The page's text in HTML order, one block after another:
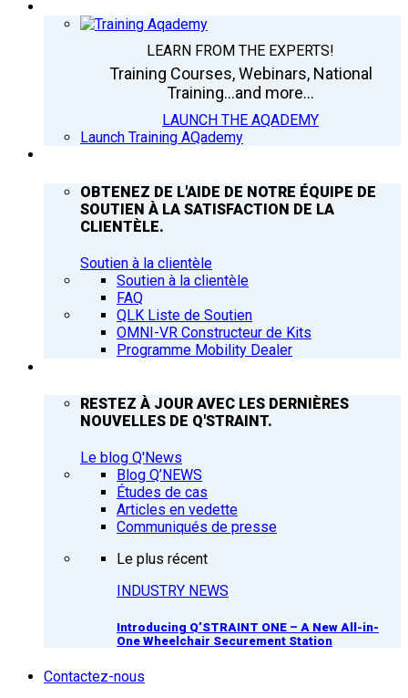
LEARN FROM THE EXPERTS!
Training Courses, Webinars, National
Training...and more...
LAUNCH THE AQADEMY
Launch Training AQademy
OBTENEZ DE L'AIDE DE NOTRE ÉQUIPE DE
SOUTIEN À LA SATISFACTION DE LA
CLIENTÈLE.
Soutien à la clientèle
Soutien à la clientèle
FAQ
QLK Liste de Soutien
OMNI-VR Constructeur de Kits
Programme Mobility Dealer
RESTEZ À JOUR AVEC LES DERNIÈRES
NOUVELLES DE Q'STRAINT.
Le blog Q'News
Blog Q’NEWS
Études de cas
Articles en vedette
Communiqués de presse
Le plus récent
INDUSTRY NEWS
Introducing Q’STRAINT ONE – A New All-in-
One Wheelchair Securement Station
Contactez-nous